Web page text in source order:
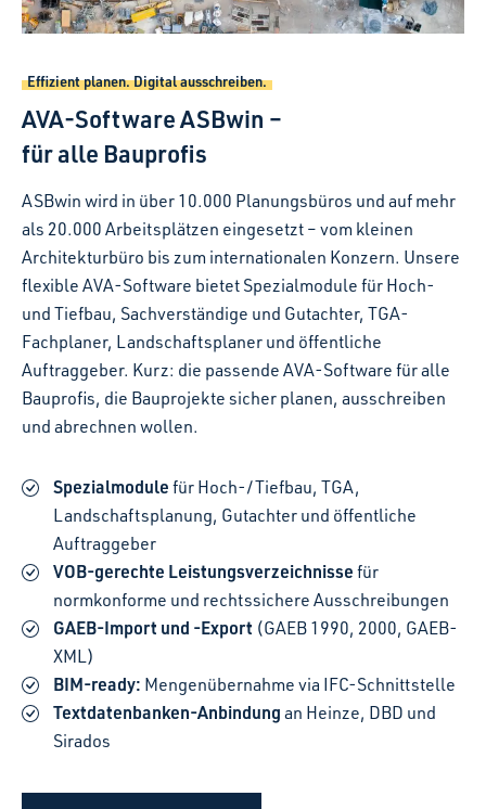
Effizient planen. Digital ausschreiben.
AVA-Software ASBwin –
für alle Bauprofis
ASBwin wird in über 10.000 Planungsbüros und auf mehr
als 20.000 Arbeitsplätzen eingesetzt – vom kleinen
Architekturbüro bis zum internationalen Konzern. Unsere
flexible AVA-Software bietet Spezialmodule für Hoch-
und Tiefbau, Sachverständige und Gutachter, TGA-
Fachplaner, Landschaftsplaner und öffentliche
Auftraggeber. Kurz: die passende AVA-Software für alle
Bauprofis, die Bauprojekte sicher planen, ausschreiben
und abrechnen wollen.
Spezialmodule für Hoch-/Tiefbau, TGA,
Landschaftsplanung, Gutachter und öffentliche
Auftraggeber
VOB-gerechte Leistungsverzeichnisse für
normkonforme und rechtssichere Ausschreibungen
GAEB-Import und -Export (GAEB 1990, 2000, GAEB-
XML)
BIM-ready: Mengenübernahme via IFC-Schnittstelle
Textdatenbanken-Anbindung an Heinze, DBD und
Sirados